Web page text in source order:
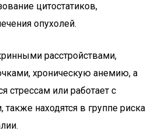
цитостатиков,
опухолей.
расстройствами,
хроническую анемию, а
стрессам или работает с
находятся в группе риска